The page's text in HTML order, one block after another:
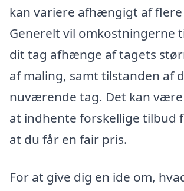
kan variere afhængigt af
Generelt vil omkostningerne
dit tag afhænge af tagets
af maling, samt tilstanden af
nuværende tag. Det kan
at indhente forskellige tilbud
at du får en fair pris.
For at give dig en ide om,